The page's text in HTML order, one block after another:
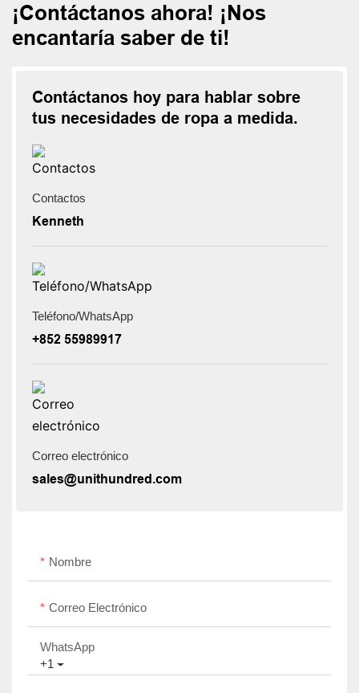
¡Contáctanos ahora! ¡Nos
encantaría saber de ti!
Contáctanos hoy para hablar sobre
tus necesidades de ropa a medida.
Contactos
Kenneth
Teléfono/WhatsApp
+852 55989917
Correo electrónico
sales@unithundred.com
Nombre
Correo Electrónico
+1
WhatsApp